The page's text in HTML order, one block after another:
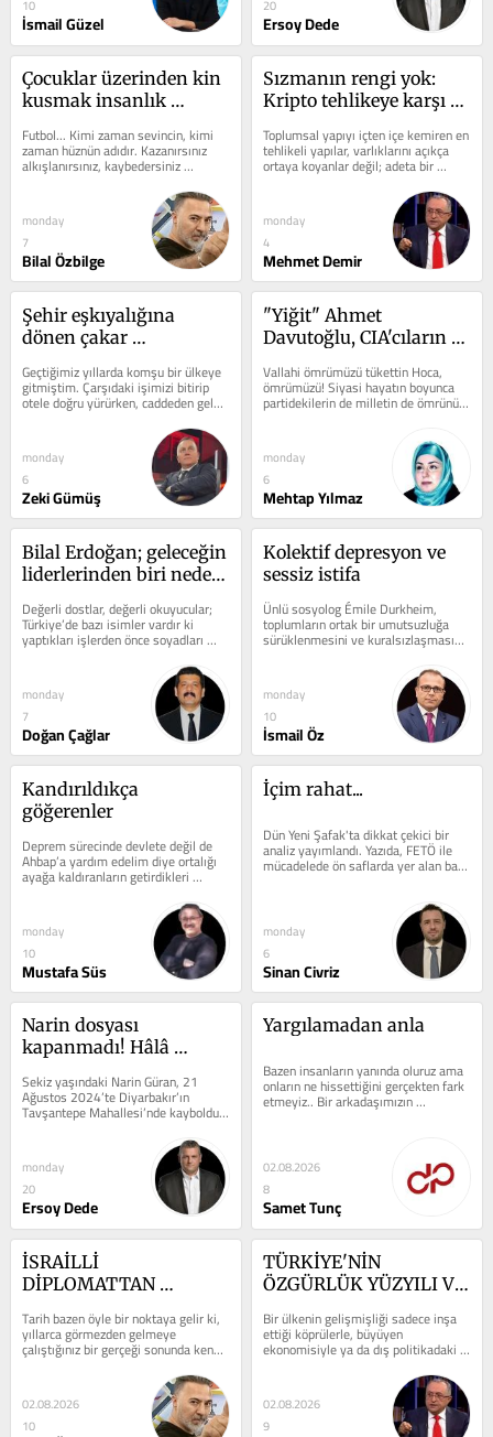
10
İsmail Güzel
20
Ersoy Dede
Çocuklar üzerinden kin
kusmak insanlık
Futbol... Kimi zaman sevincin, kimi
zaman hüznün adıdır. Kazanırsınız
alkışlanırsınız, kaybedersiniz
eleştirilirsiniz. Başkanlar, teknik...
monday
7
Bilal Özbilge
Sızmanın rengi yok:
Kripto tehlikeye karşı
Toplumsal yapıyı içten içe kemiren en
tehlikeli yapılar, varlıklarını açıkça
ortaya koyanlar değil; adeta bir
istihbarat örgütü gibi...
monday
4
Mehmet Demir
Şehir eşkıyalığına
dönen çakar
Geçtiğimiz yıllarda komşu bir ülkeye
gitmiştim. Çarşıdaki işimizi bitirip
otele doğru yürürken, caddeden gelen
yaklaşık 20 araçlık...
monday
6
Zeki Gümüş
"Yiğit" Ahmet
Davutoğlu, CIA'cıların
Vallahi ömrümüzü tükettin Hoca,
ömrümüzü! Siyasi hayatın boyunca
partidekilerin de milletin de ömrünü
tükettin. Bir sen, iki Bülent...
monday
6
Mehtap Yılmaz
Bilal Erdoğan; geleceğin
liderlerinden biri neden
Değerli dostlar, değerli okuyucular;
Türkiye’de bazı isimler vardır ki
yaptıkları işlerden önce soyadları
konuşulur. Bilal Erdoğan da...
monday
7
Doğan Çağlar
Kolektif depresyon ve
sessiz istifa
Ünlü sosyolog Émile Durkheim,
toplumların ortak bir umutsuzluğa
sürüklenmesini ve kuralsızlaşmasını
monday
10
İsmail Öz
Kandırıldıkça
göğerenler
Deprem sürecinde devlete değil de
Ahbap’a yardım edelim diye ortalığı
ayağa kaldıranların getirdikleri
nedamet inandırıcı değil. İş...
monday
10
Mustafa Süs
İçim rahat...
Dün Yeni Şafak'ta dikkat çekici bir
analiz yayımlandı. Yazıda, FETÖ ile
mücadelede ön saflarda yer alan bazı
isimlerin zaman zaman...
monday
6
Sinan Civriz
Narin dosyası
kapanmadı! Hâlâ
var...
Sekiz yaşındaki Narin Güran, 21
Ağustos 2024’te Diyarbakır’ın
Tavşantepe Mahallesi’nde kayboldu.
Türkiye, 19 gün boyunca ondan
monday
20
Ersoy Dede
Yargılamadan anla
Bazen insanların yanında oluruz ama
onların ne hissettiğini gerçekten fark
etmeyiz.. Bir arkadaşımızın
sessizliğinin, bir yabancının...
02.08.2026
8
Samet Tunç
İSRAİLLİ
DİPLOMATTAN
NETENYAHU
CEPHESİNDE
RAHATSIZLIK YARATTI
Tarih bazen öyle bir noktaya gelir ki,
yıllarca görmezden gelmeye
çalıştığınız bir gerçeği sonunda kendi
kaleminizle yazmak zorunda...
02.08.2026
10
TÜRKİYE'NİN
ÖZGÜRLÜK YÜZYILI VE
Bir ülkenin gelişmişliği sadece inşa
ettiği köprülerle, büyüyen
ekonomisiyle ya da dış politikadaki
nüfuzuyla ölçülmez. Bir milletin...
02.08.2026
9